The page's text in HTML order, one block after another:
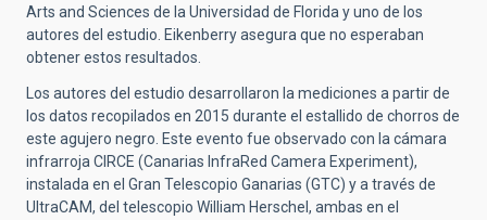
Arts and Sciences de la Universidad de Florida y uno de los
autores del estudio. Eikenberry asegura que no esperaban
obtener estos resultados.
Los autores del estudio desarrollaron la mediciones a partir de
los datos recopilados en 2015 durante el estallido de chorros de
este agujero negro. Este evento fue observado con la cámara
infrarroja CIRCE (Canarias InfraRed Camera Experiment),
instalada en el Gran Telescopio Ganarias (GTC) y a través de
UltraCAM, del telescopio William Herschel, ambas en el